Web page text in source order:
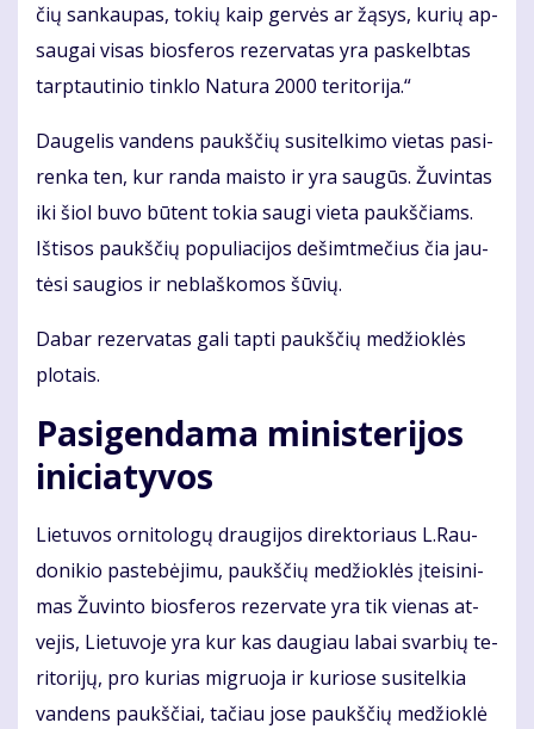
čių san­kau­pas, to­kių kaip ger­vės ar žą­sys, ku­rių ap­
sau­gai vi­sas bios­fe­ros re­zer­va­tas yra pa­skelb­tas
tarp­tau­ti­nio tin­klo Na­tu­ra 2000 te­ri­to­ri­ja.“
Dau­ge­lis van­dens paukš­čių su­si­tel­ki­mo vie­tas pa­si­
ren­ka ten, kur ran­da mais­to ir yra sau­gūs. Žu­vin­tas
iki šiol bu­vo bū­tent to­kia sau­gi vie­ta paukš­čiams.
Iš­ti­sos paukš­čių po­pu­lia­ci­jos de­šimt­me­čius čia jau­
tė­si sau­gios ir ne­blaš­ko­mos šū­vių.
Da­bar re­zer­va­tas ga­li tap­ti paukš­čių me­džiok­lės
plo­tais.
Pa­si­gen­da­ma mi­nis­te­ri­jos
ini­cia­ty­vos
Lie­tu­vos or­ni­to­lo­gų drau­gi­jos di­rek­to­riaus L.Rau­
do­ni­kio pa­ste­bė­ji­mu, paukš­čių me­džiok­lės įtei­si­ni­
mas Žu­vin­to bios­fe­ros re­zer­va­te yra tik vie­nas at­
ve­jis, Lie­tu­vo­je yra kur kas dau­giau la­bai svar­bių te­
ri­to­ri­jų, pro ku­rias mig­ruo­ja ir ku­rio­se su­si­tel­kia
van­dens paukš­čiai, ta­čiau jo­se paukš­čių me­džiok­lė